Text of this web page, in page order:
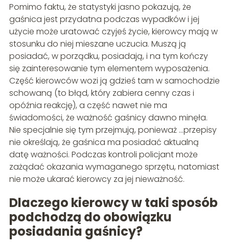
Pomimo faktu, że statystyki jasno pokazują, że
gaśnica jest przydatna podczas wypadków i jej
użycie może uratować czyjeś życie, kierowcy mają w
stosunku do niej mieszane uczucia. Muszą ją
posiadać, w porządku, posiadają, i na tym kończy
się zainteresowanie tym elementem wyposażenia.
Część kierowców wozi ją gdzieś tam w samochodzie
schowaną (to błąd, który zabiera cenny czas i
opóźnia reakcję), a część nawet nie ma
świadomości, że ważność gaśnicy dawno minęła.
Nie specjalnie się tym przejmują, ponieważ …przepisy
nie określają, że gaśnica ma posiadać aktualną
datę ważności. Podczas kontroli policjant może
zażądać okazania wymaganego sprzętu, natomiast
nie może ukarać kierowcy za jej nieważność.
Dlaczego kierowcy w taki sposób
podchodzą do obowiązku
posiadania gaśnicy?